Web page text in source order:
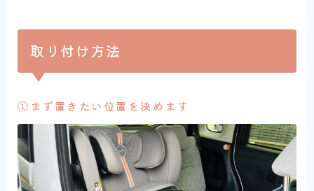
取り付け方法
①まず置きたい位置を決めます